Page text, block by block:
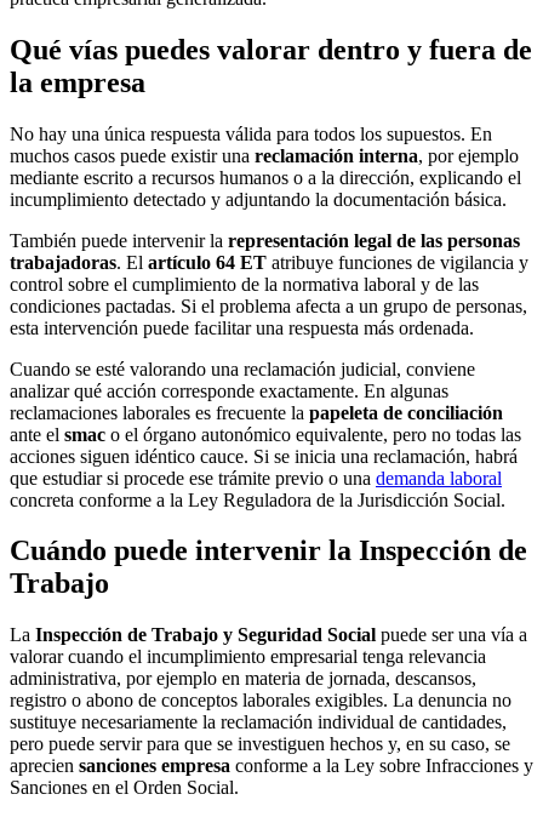
Qué vías puedes valorar dentro y fuera de
la empresa
No hay una única respuesta válida para todos los supuestos. En
muchos casos puede existir una reclamación interna, por ejemplo
mediante escrito a recursos humanos o a la dirección, explicando el
incumplimiento detectado y adjuntando la documentación básica.
También puede intervenir la representación legal de las personas
trabajadoras. El artículo 64 ET atribuye funciones de vigilancia y
control sobre el cumplimiento de la normativa laboral y de las
condiciones pactadas. Si el problema afecta a un grupo de personas,
esta intervención puede facilitar una respuesta más ordenada.
Cuando se esté valorando una reclamación judicial, conviene
analizar qué acción corresponde exactamente. En algunas
reclamaciones laborales es frecuente la papeleta de conciliación
ante el smac o el órgano autonómico equivalente, pero no todas las
acciones siguen idéntico cauce. Si se inicia una reclamación, habrá
que estudiar si procede ese trámite previo o una demanda laboral
concreta conforme a la Ley Reguladora de la Jurisdicción Social.
Cuándo puede intervenir la Inspección de
Trabajo
La Inspección de Trabajo y Seguridad Social puede ser una vía a
valorar cuando el incumplimiento empresarial tenga relevancia
administrativa, por ejemplo en materia de jornada, descansos,
registro o abono de conceptos laborales exigibles. La denuncia no
sustituye necesariamente la reclamación individual de cantidades,
pero puede servir para que se investiguen hechos y, en su caso, se
aprecien sanciones empresa conforme a la Ley sobre Infracciones y
Sanciones en el Orden Social.